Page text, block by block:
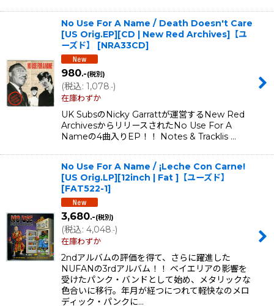
No Use For A Name / Death Doesn't Care
[US Orig.EP][CD | New Red Archives]【ユ
ーズド】
[NRA33CD]
980.-(税別)
(税込: 1,078.-)
在庫わずか
UK SubsのNicky Garrattが運営するNew Red
ArchivesからリリースされたNo Use For A
Nameの4曲入りEP！！ Notes & Tracklis …
No Use For A Name / ¡Leche Con Carne!
[US Orig.LP][12inch | Fat ]【ユーズド】
[FAT522-1]
3,680.-(税別)
(税込: 4,048.-)
在庫わずか
2ndアルバムの評価を得て、さらに躍進した
NUFANの3rdアルバム！！ ベイエリアの影響を
受けたパンク・バンドとして始め、メタリックな
色合いに移行。年月が経つにつれて軽快なのメロ
ディック・パンクに…